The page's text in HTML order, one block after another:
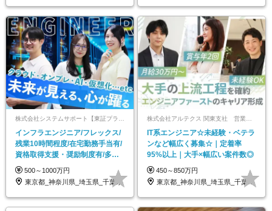
インフラエンジニア/フレックス/
残業10時間程度/在宅勤務手当有/
資格取得支援・奨励制度有/多数
のプライム案件
500～1000万円
東京都_神奈川県_埼玉県_千葉県
IT系エンジニア☆未経験・ベテラ
ンなど幅広く募集☆｜定着率
95%以上｜大手×幅広い案件数◎
450～850万円
東京都_神奈川県_埼玉県_千葉県_大阪府…